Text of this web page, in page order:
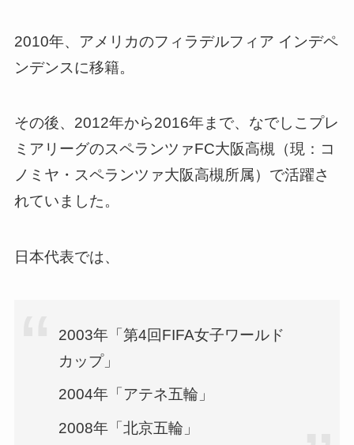
2010年、アメリカのフィラデルフィア インデペ
ンデンスに移籍。
その後、2012年から2016年まで、なでしこプレ
ミアリーグのスペランツァFC大阪高槻（現：コ
ノミヤ・スペランツァ大阪高槻所属）で活躍さ
れていました。
日本代表では、
2003年「第4回FIFA女子ワールド
カップ」
2004年「アテネ五輪」
2008年「北京五輪」